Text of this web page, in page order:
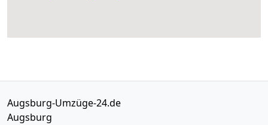
Augsburg-Umzüge-24.de
Augsburg